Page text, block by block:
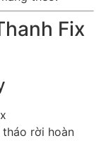
Fix
tháo rời hoàn